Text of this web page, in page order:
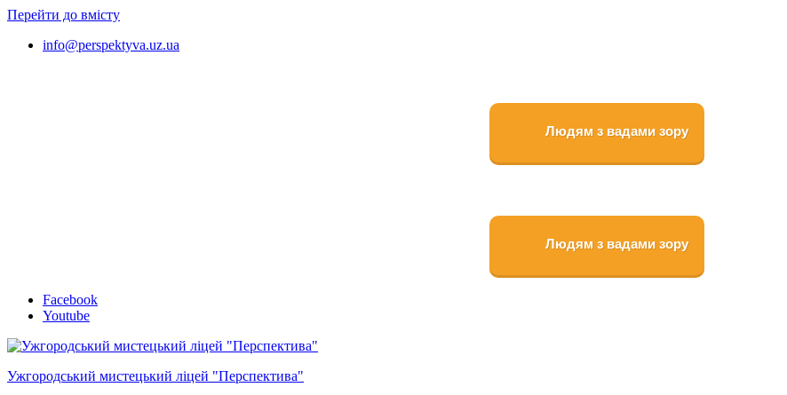
Перейти до вмісту
info@perspektyva.uz.ua
Людям з вадами зору
Людям з вадами зору
Faceboоk
Youtube
Ужгородський мистецький ліцей "Перспектива"